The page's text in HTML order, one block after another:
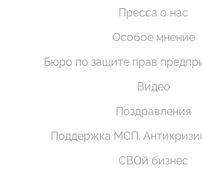
Пресса о нас
Особое мнение
Бюро по защите прав
Видео
Поздравления
Поддержка МСП.
СВОй бизнес